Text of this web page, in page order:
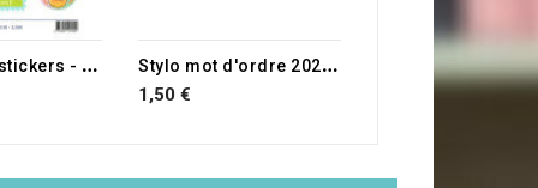
P
lanche de stickers - Modèle Amour S
tylo mot d'ordre 2025 vert
1,50 €